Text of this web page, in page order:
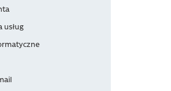
usług